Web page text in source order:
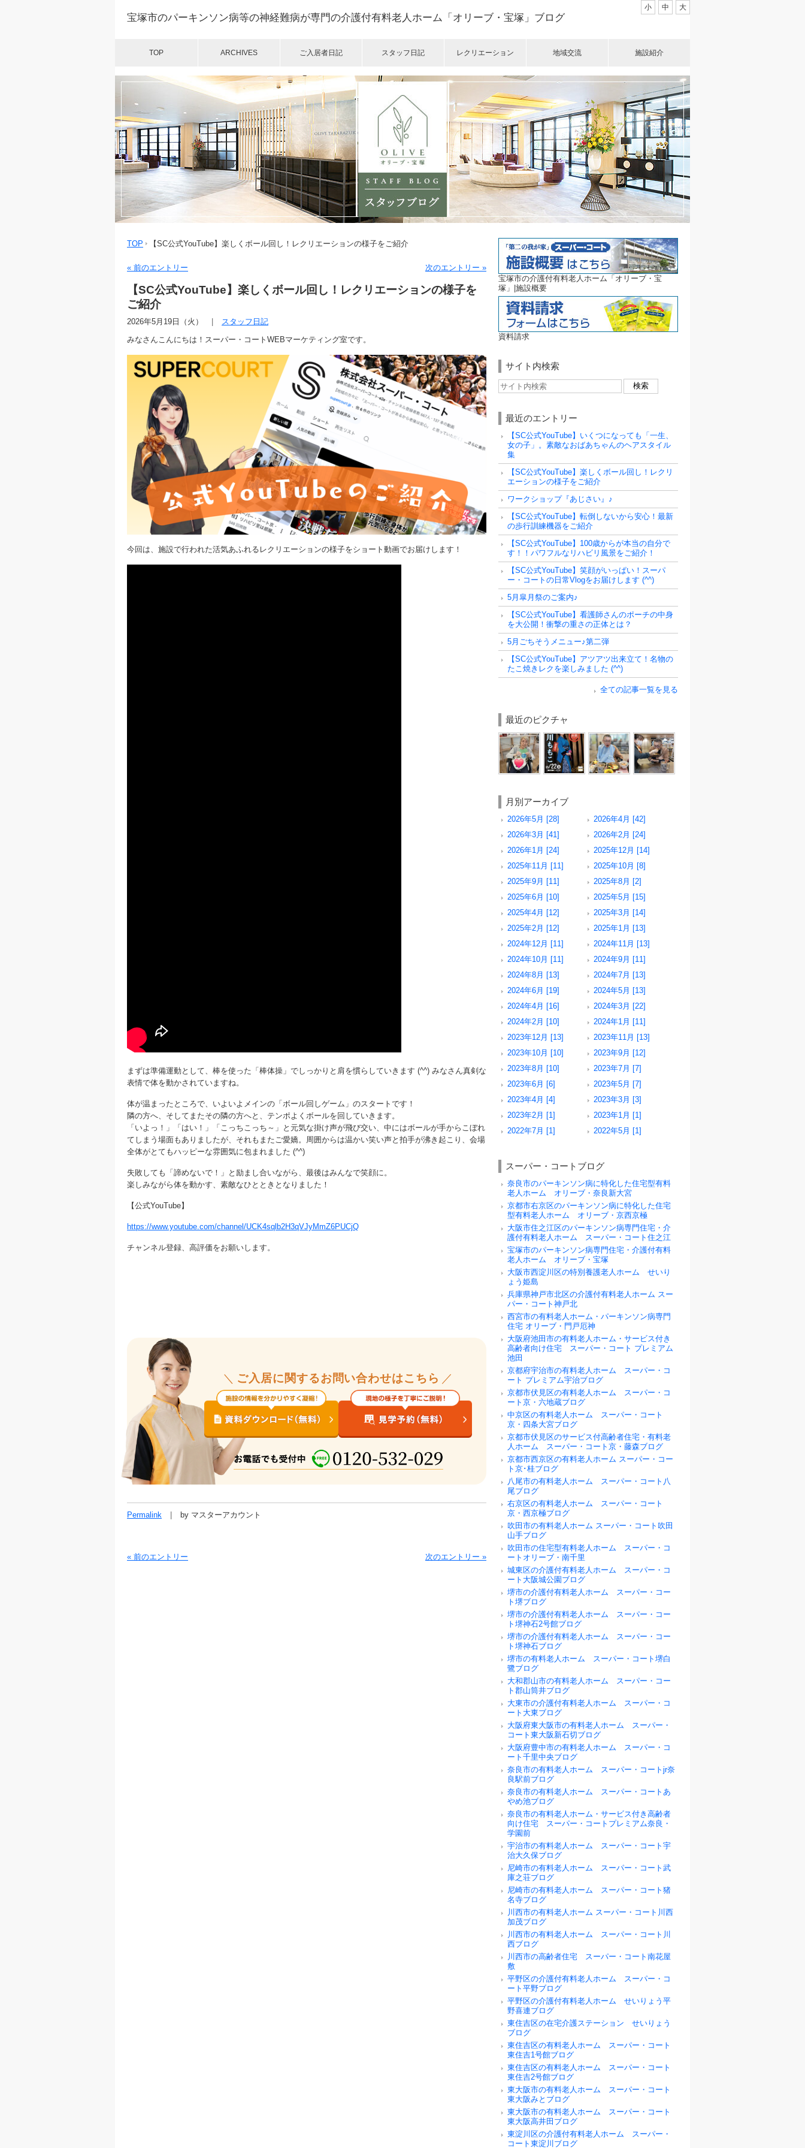
宝塚市のパーキンソン病等の神経難病が専門の介護付有料老人ホーム「オリーブ・宝塚」ブログ
TOP ARCHIVES ご入居者日記 スタッフ日記 レクリエーション 地域交流 施設紹介
小 中 大
TOP 【SC公式YouTube】楽しくボール回し！レクリエーションの様子をご紹介
« 前のエントリー 次のエントリー »
【SC公式YouTube】楽しくボール回し！レクリエーションの様子を
ご紹介
2026年5月19日（火）
スタッフ日記
みなさんこんにちは！スーパー・コートWEBマーケティング室です。
今回は、施設で行われた活気あふれるレクリエーションの様子をショート動画でお届けします！
まずは準備運動として、棒を使った「棒体操」でしっかりと肩を慣らしていきます (^^) みなさん真剣な
表情で体を動かされていますね。
体が温まったところで、いよいよメインの「ボール回しゲーム」のスタートです！
隣の方へ、そしてまたその隣の方へと、テンポよくボールを回していきます。
「いよっ！」「はい！」「こっちこっち～」と元気な掛け声が飛び交い、中にはボールが手からこぼれ
てしまう場面もありましたが、それもまたご愛嬌。周囲からは温かい笑い声と拍手が沸き起こり、会場
全体がとてもハッピーな雰囲気に包まれました (^^)
失敗しても「諦めないで！」と励まし合いながら、最後はみんなで笑顔に。
楽しみながら体を動かす、素敵なひとときとなりました！
【公式YouTube】
https://www.youtube.com/channel/UCK4sqlb2H3qVJyMmZ6PUCjQ
チャンネル登録、高評価をお願いします。
＼ ご入居に関するお問い合わせはこちら ／
Permalink by マスターアカウント
« 前のエントリー 次のエントリー »
宝塚市の介護付有料老人ホーム「オリーブ・宝
塚」|施設概要
資料請求
サイト内検索
最近のエントリー
【SC公式YouTube】いくつになっても「一生、
女の子」。素敵なおばあちゃんのヘアスタイル
集
【SC公式YouTube】楽しくボール回し！レクリ
エーションの様子をご紹介
ワークショップ『あじさい』♪
【SC公式YouTube】転倒しないから安心！最新
の歩行訓練機器をご紹介
【SC公式YouTube】100歳からが本当の自分で
す！！パワフルなリハビリ風景をご紹介！
【SC公式YouTube】笑顔がいっぱい！スーパ
ー・コートの日常Vlogをお届けします (^^)
5月皐月祭のご案内♪
【SC公式YouTube】看護師さんのポーチの中身
を大公開！衝撃の重さの正体とは？
5月ごちそうメニュー♪第二弾
【SC公式YouTube】アツアツ出来立て！名物の
たこ焼きレクを楽しみました (^^)
全ての記事一覧を見る
最近のピクチャ
月別アーカイブ
2026年5月 [28]
2026年4月 [42]
2026年3月 [41]
2026年2月 [24]
2026年1月 [24]
2025年12月 [14]
2025年11月 [11]
2025年10月 [8]
2025年9月 [11]
2025年8月 [2]
2025年6月 [10]
2025年5月 [15]
2025年4月 [12]
2025年3月 [14]
2025年2月 [12]
2025年1月 [13]
2024年12月 [11]
2024年11月 [13]
2024年10月 [11]
2024年9月 [11]
2024年8月 [13]
2024年7月 [13]
2024年6月 [19]
2024年5月 [13]
2024年4月 [16]
2024年3月 [22]
2024年2月 [10]
2024年1月 [11]
2023年12月 [13]
2023年11月 [13]
2023年10月 [10]
2023年9月 [12]
2023年8月 [10]
2023年7月 [7]
2023年6月 [6]
2023年5月 [7]
2023年4月 [4]
2023年3月 [3]
2023年2月 [1]
2023年1月 [1]
2022年7月 [1]
2022年5月 [1]
スーパー・コートブログ
奈良市のパーキンソン病に特化した住宅型有料
老人ホーム オリーブ・奈良新大宮
京都市右京区のパーキンソン病に特化した住宅
型有料老人ホーム オリーブ・京西京極
大阪市住之江区のパーキンソン病専門住宅・介
護付有料老人ホーム スーパー・コート住之江
宝塚市のパーキンソン病専門住宅・介護付有料
老人ホーム オリーブ・宝塚
大阪市西淀川区の特別養護老人ホーム せいり
ょう姫島
兵庫県神戸市北区の介護付有料老人ホーム スー
パー・コート神戸北
西宮市の有料老人ホーム・パーキンソン病専門
住宅 オリーブ・門戸厄神
大阪府池田市の有料老人ホーム・サービス付き
高齢者向け住宅 スーパー・コート プレミアム
池田
京都府宇治市の有料老人ホーム スーパー・コ
ート プレミアム宇治ブログ
京都市伏見区の有料老人ホーム スーパー・コ
ート京・六地蔵ブログ
中京区の有料老人ホーム スーパー・コート
京・四条大宮ブログ
京都市伏見区のサービス付高齢者住宅・有料老
人ホーム スーパー・コート京・藤森ブログ
京都市西京区の有料老人ホーム スーパー・コー
ト京･桂ブログ
八尾市の有料老人ホーム スーパー・コート八
尾ブログ
右京区の有料老人ホーム スーパー・コート
京・西京極ブログ
吹田市の有料老人ホーム スーパー・コート吹田
山手ブログ
吹田市の住宅型有料老人ホーム スーパー・コ
ートオリーブ・南千里
城東区の介護付有料老人ホーム スーパー・コ
ート大阪城公園ブログ
堺市の介護付有料老人ホーム スーパー・コー
ト堺ブログ
堺市の介護付有料老人ホーム スーパー・コー
ト堺神石2号館ブログ
堺市の介護付有料老人ホーム スーパー・コー
ト堺神石ブログ
堺市の有料老人ホーム スーパー・コート堺白
鷺ブログ
大和郡山市の有料老人ホーム スーパー・コー
ト郡山筒井ブログ
大東市の介護付有料老人ホーム スーパー・コ
ート大東ブログ
大阪府東大阪市の有料老人ホーム スーパー・
コート東大阪新石切ブログ
大阪府豊中市の有料老人ホーム スーパー・コ
ート千里中央ブログ
奈良市の有料老人ホーム スーパー・コートjr奈
良駅前ブログ
奈良市の有料老人ホーム スーパー・コートあ
やめ池ブログ
奈良市の有料老人ホーム・サービス付き高齢者
向け住宅 スーパー・コートプレミアム奈良・
学園前
宇治市の有料老人ホーム スーパー・コート宇
治大久保ブログ
尼崎市の有料老人ホーム スーパー・コート武
庫之荘ブログ
尼崎市の有料老人ホーム スーパー・コート猪
名寺ブログ
川西市の有料老人ホーム スーパー・コート川西
加茂ブログ
川西市の有料老人ホーム スーパー・コート川
西ブログ
川西市の高齢者住宅 スーパー・コート南花屋
敷
平野区の介護付有料老人ホーム スーパー・コ
ート平野ブログ
平野区の介護付有料老人ホーム せいりょう平
野喜連ブログ
東住吉区の在宅介護ステーション せいりょう
ブログ
東住吉区の有料老人ホーム スーパー・コート
東住吉1号館ブログ
東住吉区の有料老人ホーム スーパー・コート
東住吉2号館ブログ
東大阪市の有料老人ホーム スーパー・コート
東大阪みとブログ
東大阪市の有料老人ホーム スーパー・コート
東大阪高井田ブログ
東淀川区の介護付有料老人ホーム スーパー・
コート東淀川ブログ